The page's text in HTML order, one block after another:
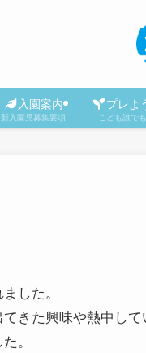
入園案内
新入園児募集要項
プレよ
こども誰で
した。
きた興味や熱中し
。